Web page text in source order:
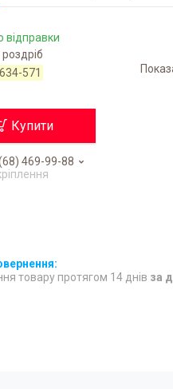
відправки
571
Купити
469-99-88
товару протягом 14 днів за